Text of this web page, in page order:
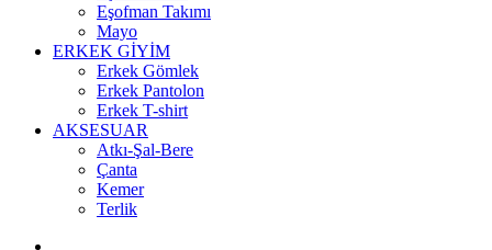
Eşofman Takımı
Mayo
ERKEK GİYİM
Erkek Gömlek
Erkek Pantolon
Erkek T-shirt
AKSESUAR
Atkı-Şal-Bere
Çanta
Kemer
Terlik